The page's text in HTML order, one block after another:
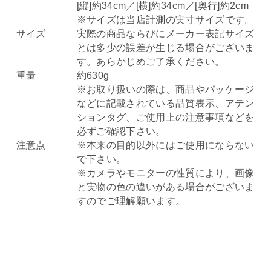
サイズ
[縦]約34cm／[横]約34cm／[奥行]約2cm
※サイズは当店計測の実寸サイズです。
実際の商品ならびにメーカー表記サイズ
とは多少の誤差が生じる場合がございま
す。あらかじめご了承ください。
重量
約630g
注意点
※お取り扱いの際は、商品やパッケージ
などに記載されている品質表示、アテン
ションタグ、ご使用上の注意事項などを
必ずご確認下さい。
※本来の目的以外にはご使用にならない
で下さい。
※カメラやモニターの性質により、画像
と実物の色の違いがある場合がございま
すのでご理解願います。